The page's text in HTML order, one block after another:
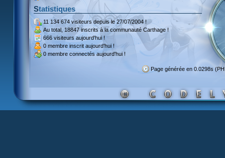
Statistiques
11 134 674 visiteursdepuis le 27/07/2004 !
Au total, 18847 inscritsà la communauté Carthage !
666 visiteurs aujourd'hui !
0 membre inscrit aujourd'hui !
0 membre connectés aujourd'hui !
Page générée en 0.0298s